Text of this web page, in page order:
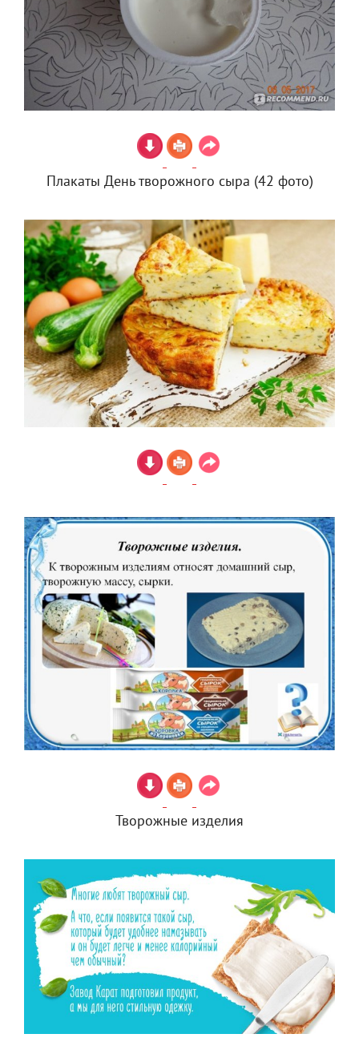
Плакаты День творожного сыра (42 фото)
Творожные изделия